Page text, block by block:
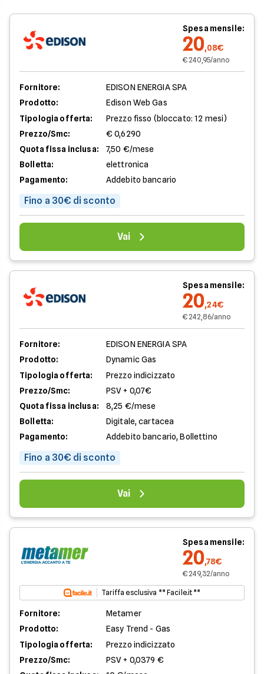
Spesa mensile:
20,08€
€ 240,95/anno
Fornitore:
EDISON ENERGIA SPA
Prodotto:
Edison Web Gas
Tipologia offerta:
Prezzo fisso (bloccato: 12 mesi)
Prezzo/Smc:
€ 0,6290
Quota fissa inclusa:
7,50 €/mese
Bolletta:
elettronica
Pagamento:
Addebito bancario
Fino a 30€ di sconto
Vai
Spesa mensile:
20,24€
€ 242,86/anno
Fornitore:
EDISON ENERGIA SPA
Prodotto:
Dynamic Gas
Tipologia offerta:
Prezzo indicizzato
Prezzo/Smc:
PSV + 0,07€
Quota fissa inclusa:
8,25 €/mese
Bolletta:
Digitale, cartacea
Pagamento:
Addebito bancario, Bollettino
Fino a 30€ di sconto
Vai
Spesa mensile:
20,78€
€ 249,32/anno
Tariffa esclusiva ** Facile.it **
Fornitore:
Metamer
Prodotto:
Easy Trend - Gas
Tipologia offerta:
Prezzo indicizzato
Prezzo/Smc:
PSV + 0,0379 €